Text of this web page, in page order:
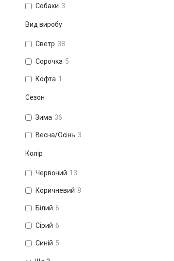
Собаки 3
Вид виробу
Светр 38
Сорочка 5
Кофта 1
Сезон
Зима 36
Весна/Осінь 3
Колір
Червоний 13
Коричневий 8
Білий 6
Сірий 6
Синій 5